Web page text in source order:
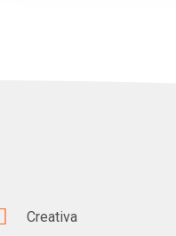
Creativa